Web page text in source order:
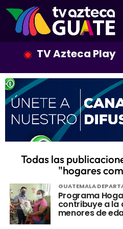
TV Azteca Play
Todas las
"hogares
GUATEMALA
Programa
contribuye a la
menores de